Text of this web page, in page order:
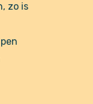
zo is